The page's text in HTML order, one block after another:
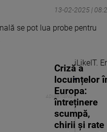
13-02-2025 |
se pot lua probe pentru
Criză a
locuințelor
Europa:
întreținere
scumpă,
chirii și rate
iLikeIT.